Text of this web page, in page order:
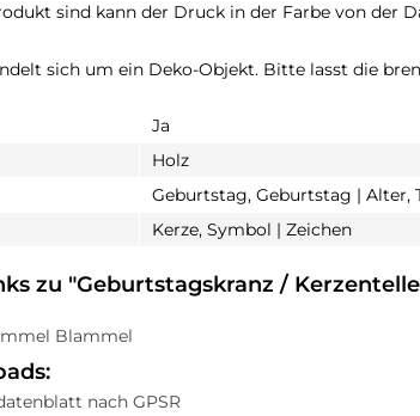
sind kann der Druck in der Farbe von der
sich um ein Deko-Objekt. Bitte lasst die
Ja
Holz
Geburtstag, Geburtstag | Alter,
Kerze, Symbol | Zeichen
zu "Geburtstagskranz /
Blammel
nach GPSR